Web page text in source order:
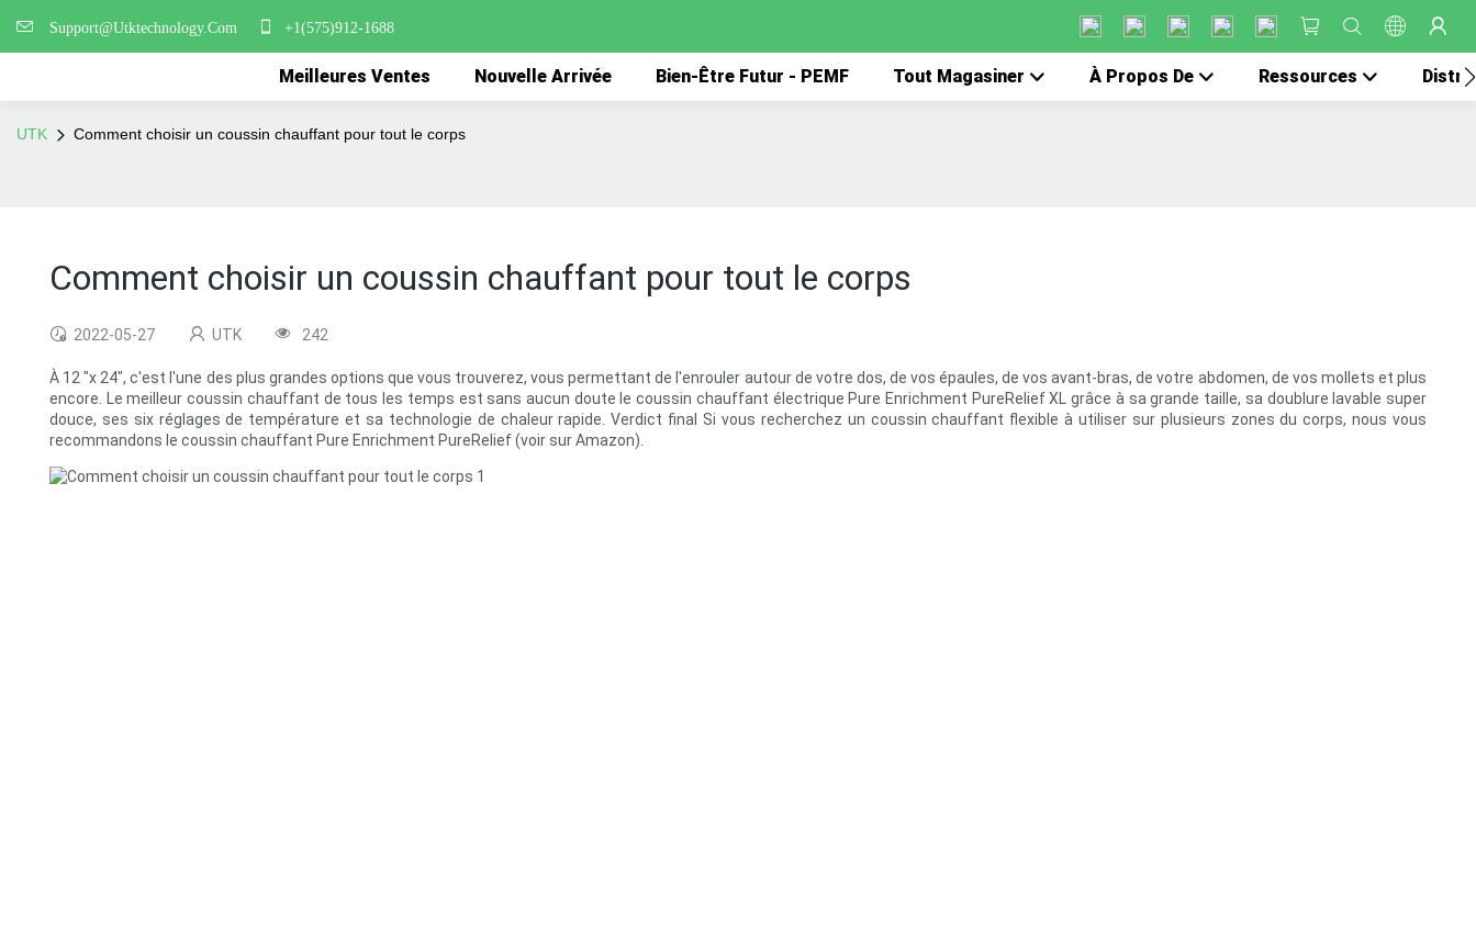
Support@Utktechnology.Com +1(575)912-1688
Meilleures Ventes Nouvelle Arrivée Bien-Être Futur - PEMF Tout Magasiner À Propos De Ressources
UTK Comment choisir un coussin chauffant pour tout le corps
Comment choisir un coussin chauffant pour tout le corps
2022-05-27 UTK 242
À 12 "x 24", c'est l'une des plus grandes options que vous trouverez, vous permettant de l'enrouler autour de votre dos, de vos épaules, de vos avant-bras, de votre abdomen, de vos mollets et plus
encore. Le meilleur coussin chauffant de tous les temps est sans aucun doute le coussin chauffant électrique Pure Enrichment PureRelief XL grâce à sa grande taille, sa doublure lavable super
douce, ses six réglages de température et sa technologie de chaleur rapide. Verdict final Si vous recherchez un coussin chauffant flexible à utiliser sur plusieurs zones du corps, nous vous
recommandons le coussin chauffant Pure Enrichment PureRelief (voir sur Amazon).